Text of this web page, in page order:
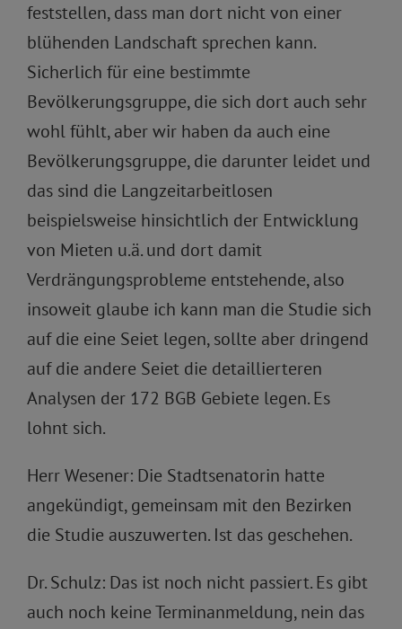
feststellen, dass man dort nicht von einer
blühenden Landschaft sprechen kann.
Sicherlich für eine bestimmte
Bevölkerungsgruppe, die sich dort auch sehr
wohl fühlt, aber wir haben da auch eine
Bevölkerungsgruppe, die darunter leidet und
das sind die Langzeitarbeitlosen
beispielsweise hinsichtlich der Entwicklung
von Mieten u.ä. und dort damit
Verdrängungsprobleme entstehende, also
insoweit glaube ich kann man die Studie sich
auf die eine Seiet legen, sollte aber dringend
auf die andere Seiet die detaillierteren
Analysen der 172 BGB Gebiete legen. Es
lohnt sich.
Herr Wesener: Die Stadtsenatorin hatte
angekündigt, gemeinsam mit den Bezirken
die Studie auszuwerten. Ist das geschehen.
Dr. Schulz: Das ist noch nicht passiert. Es gibt
auch noch keine Terminanmeldung, nein das